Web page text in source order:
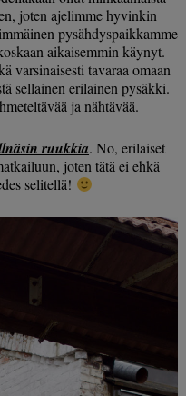
joten ajelimme hyvinkin
pysähdyspaikkamme
aikaisemmin käynyt.
varsinaisesti tavaraa omaan
sellainen erilainen pysäkki.
ja nähtävää.
ruukkia. No, erilaiset
joten tätä ei ehkä
selitellä!